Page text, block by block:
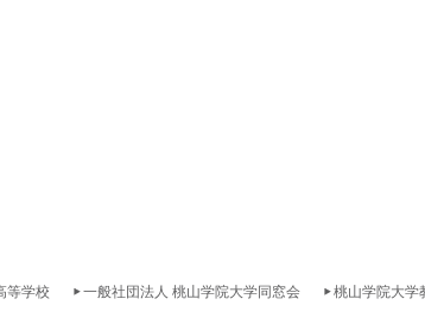
等学校 一般社団法人 桃山学院大学同窓会
桃山学院大学